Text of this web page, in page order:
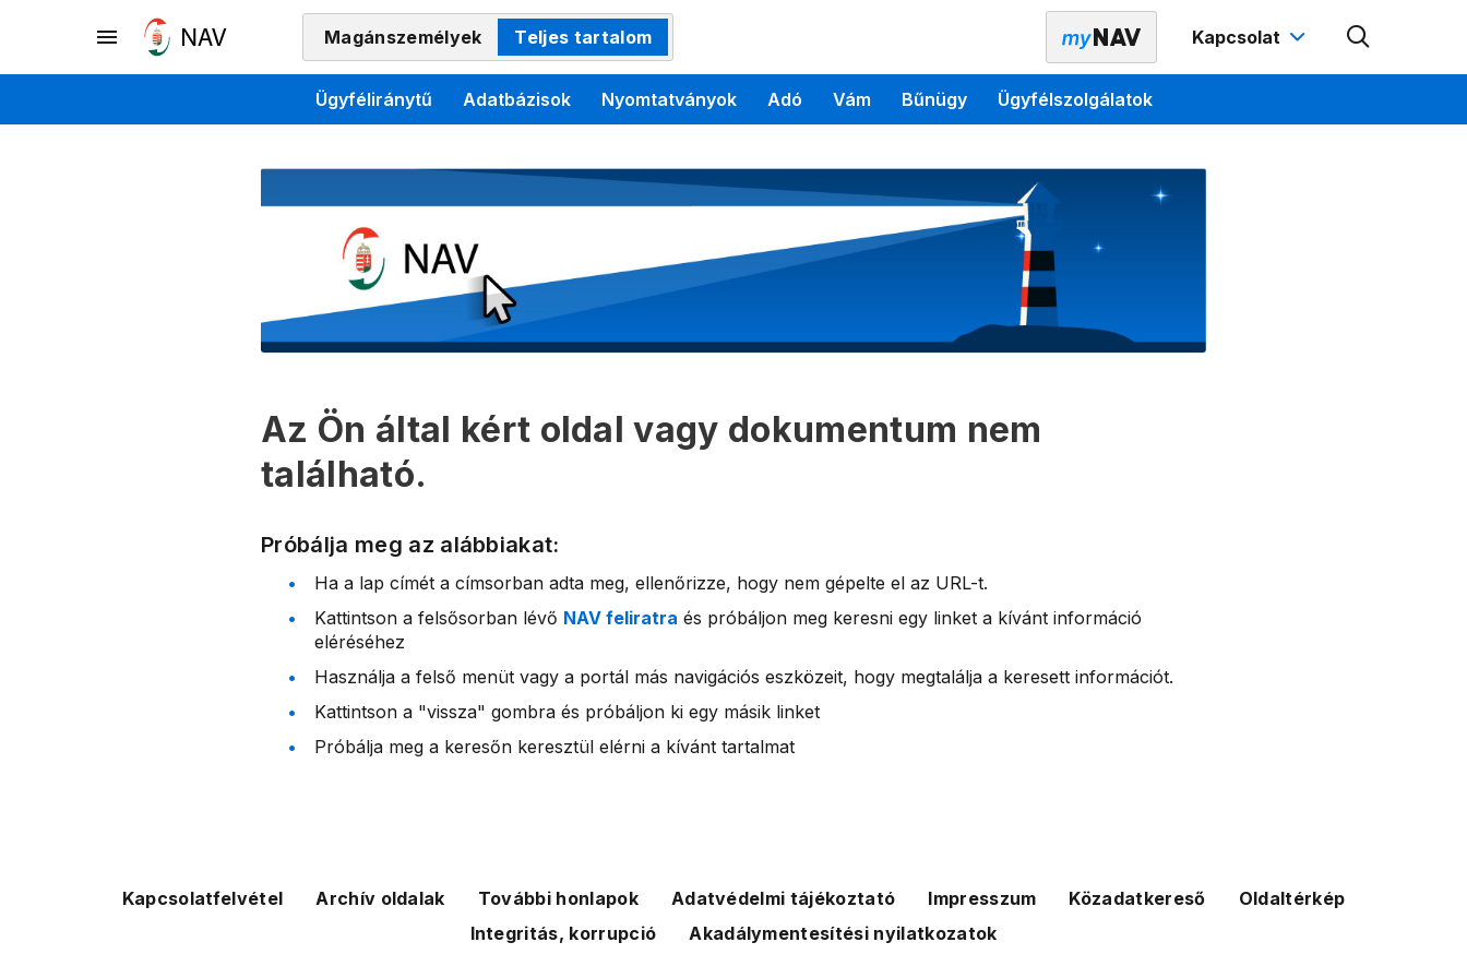
Magánszemélyek Teljes tartalom Kapcsolat
Ügyféliránytű Adatbázisok Nyomtatványok Adó Vám Bűnügy Ügyfélszolgálatok
Az Ön által kért oldal vagy dokumentum nem
található.
Próbálja meg az alábbiakat:
Ha a lap címét a címsorban adta meg, ellenőrizze, hogy nem gépelte el az URL-t.
Kattintson a felsősorban lévő NAV feliratra és próbáljon meg keresni egy linket a kívánt információ
eléréséhez
Használja a felső menüt vagy a portál más navigációs eszközeit, hogy megtalálja a keresett információt.
Kattintson a "vissza" gombra és próbáljon ki egy másik linket
Próbálja meg a keresőn keresztül elérni a kívánt tartalmat
Kapcsolatfelvétel Archív oldalak További honlapok Adatvédelmi tájékoztató Impresszum Közadatkereső
Oldaltérkép
Integritás, korrupció
Akadálymentesítési nyilatkozatok